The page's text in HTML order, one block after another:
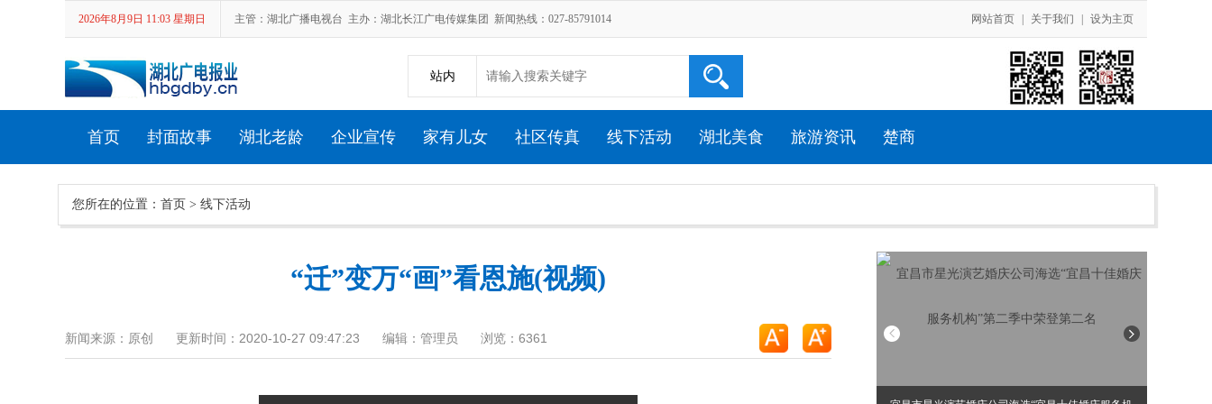
2026年8月9日 11:03 星期日 主管：湖北广播电视台 主办：湖北长江广电传媒集团 新闻热线：027-85791014 网站首页 关于我们 设为主页
站内
首页 封面故事 湖北老龄 企业宣传 家有儿女 社区传真 线下活动 湖北美食 旅游资讯 楚商
您所在的位置： 首页 > 线下活动
“迁”变万“画”看恩施(视频)
新闻来源：原创 更新时间：2020-10-27 09:47:23 编辑：管理员 浏览：6361